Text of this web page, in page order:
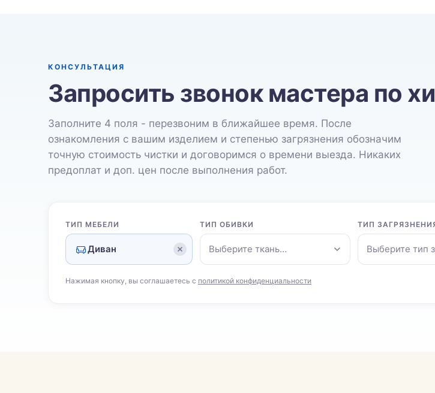
КОНСУЛЬТАЦИЯ
Запросить звонок мастера по
Заполните 4 поля - перезвоним в ближайшее время. После
ознакомления с вашим изделием и степенью загрязнения обозначим
точную стоимость чистки и договоримся о времени выезда. Никаких
предоплат и доп. цен после выполнения работ.
ТИП МЕБЕЛИ
Диван
ТИП ОБИВКИ
Выберите ткань…
ТИП
Выберите тип
Нажимая кнопку, вы соглашаетесь с политикой конфиденциальности